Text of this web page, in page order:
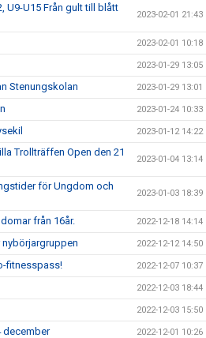
U9-U15 Från gult till blått
2023-02-01 21:43
2023-02-01 10:18
2023-01-29 13:05
Stenungskolan 2023-01-29 13:01
2023-01-24 10:33
2023-01-12 14:22
Trollträffen Open den 21
2023-01-04 13:14
för Ungdom och
2023-01-03 18:39
från 16år. 2022-12-18 14:14
2022-12-12 14:50
fitnesspass! 2022-12-07 10:37
2022-12-03 18:44
2022-12-03 15:50
december 2022-12-01 10:26